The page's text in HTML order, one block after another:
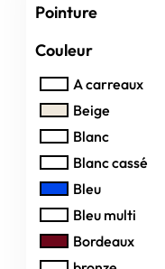
Pointure
Couleur
A carreaux
Beige
Blanc
Blanc cassé
Bleu
Bleu multi
Bordeaux